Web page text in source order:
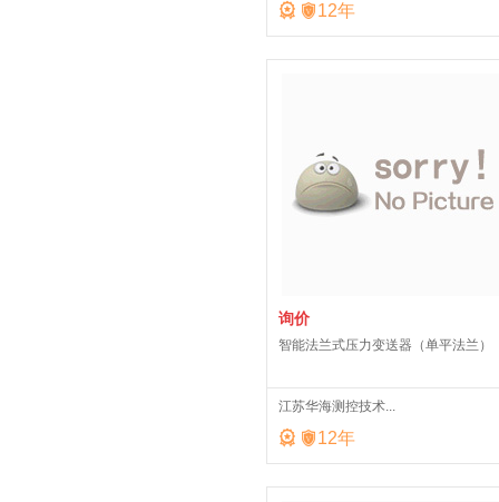
 12年
询价
智能法兰式压力变送器（单平法兰）
江苏华海测控技术...
 12年